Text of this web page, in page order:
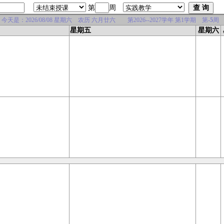
第 周
是：2026/08/08 星期六 农历 六月廿六 第2026--2027学年 第1学期 第-5周
星期五 星期六